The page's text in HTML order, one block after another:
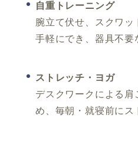
自重トレーニング
腕立て伏せ、スクワ
手軽にでき、器具不要
ストレッチ・ヨガ
デスクワークによる肩
め、毎朝・就寝前にス